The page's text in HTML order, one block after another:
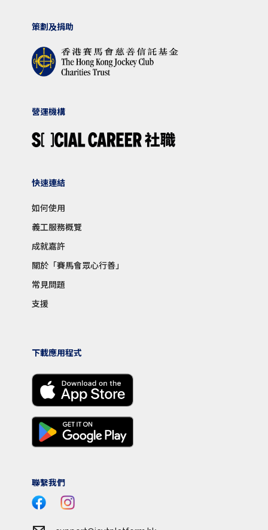
策劃及捐助
營運機構
快速連結
如何使用
義工服務概覽
成就嘉許
關於「賽馬會眾心行善」
常見問題
支援
下載應用程式
聯繫我們